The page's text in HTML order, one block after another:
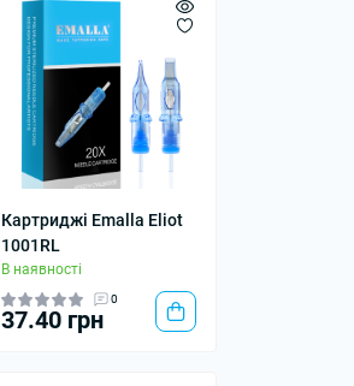
Картриджі Emalla Eliot
1001RL
В наявності
0
37.40 грн